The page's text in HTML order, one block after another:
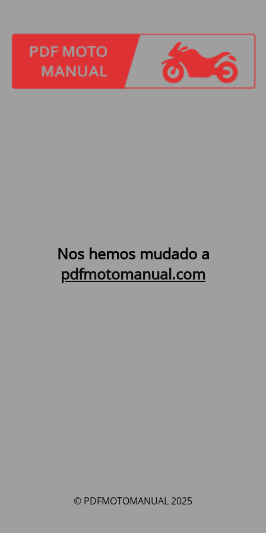
Nos hemos mudado a
pdfmotomanual.com
© PDFMOTOMANUAL 2025